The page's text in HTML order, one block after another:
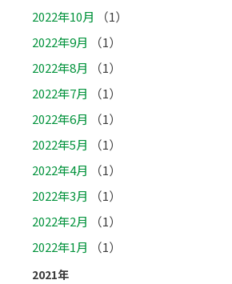
2022年10月
（1）
2022年9月
（1）
2022年8月
（1）
2022年7月
（1）
2022年6月
（1）
2022年5月
（1）
2022年4月
（1）
2022年3月
（1）
2022年2月
（1）
2022年1月
（1）
2021年